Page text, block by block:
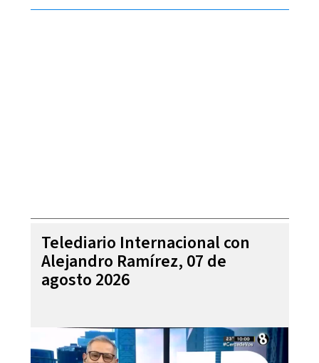
Telediario Internacional con
Alejandro Ramírez, 07 de
agosto 2026